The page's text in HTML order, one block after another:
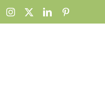
FacebookInstagram LinkedIn